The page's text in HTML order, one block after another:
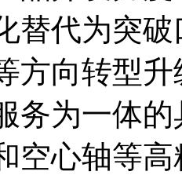
替代为突
方向转型
务为一体
空心轴等